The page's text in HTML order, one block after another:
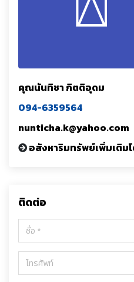
คุณนันทิชา กิตติอุดม
094-6359564
nunticha.k@yahoo.com
อสังหาริมทรัพย์เพิ่มเติม
ติดต่อ